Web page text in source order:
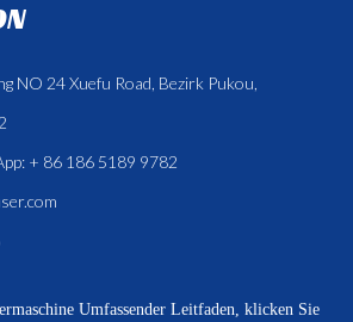
NO 24 Xuefu Road, Bezirk Pukou,
+ 86 186 5189 9782
Umfassender Leitfaden, klicken Sie